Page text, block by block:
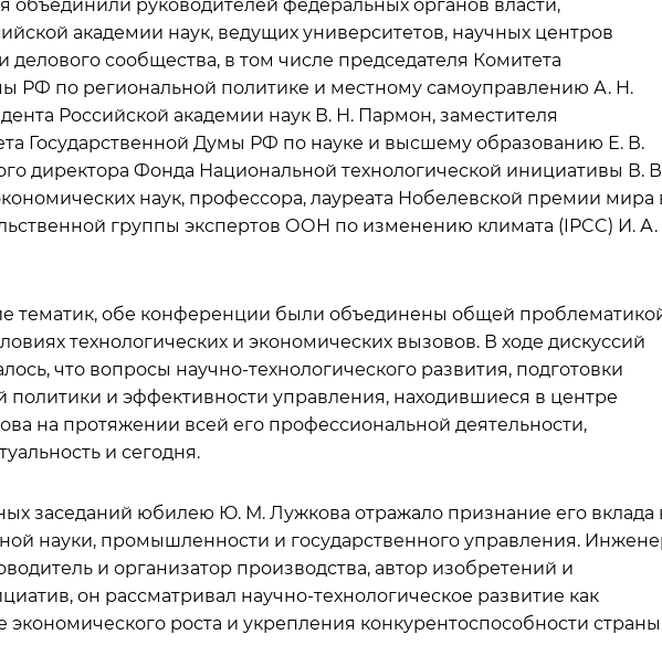
объединили руководителей федеральных органов власти,
академии наук, ведущих университетов, научных центров
делового сообщества, в том числе председателя Комитета
РФ по региональной политике и местному самоуправлению А. Н.
Российской академии наук В. Н. Пармон, заместителя
Государственной Думы РФ по науке и высшему образованию Е. В.
директора Фонда Национальной технологической инициативы В.
наук, профессора, лауреата Нобелевской премии мира
группы экспертов ООН по изменению климата (IPCC) И. А.
тематик, обе конференции были объединены общей
технологических и экономических вызовов. В ходе дискуссий
что вопросы научно-технологического развития, подготовки
политики и эффективности управления, находившиеся в центре
на протяжении всей его профессиональной деятельности,
и сегодня.
заседаний юбилею Ю. М. Лужкова отражало признание его вклада
науки, промышленности и государственного управления.
и организатор производства, автор изобретений и
он рассматривал научно-технологическое развитие как
экономического роста и укрепления конкурентоспособности